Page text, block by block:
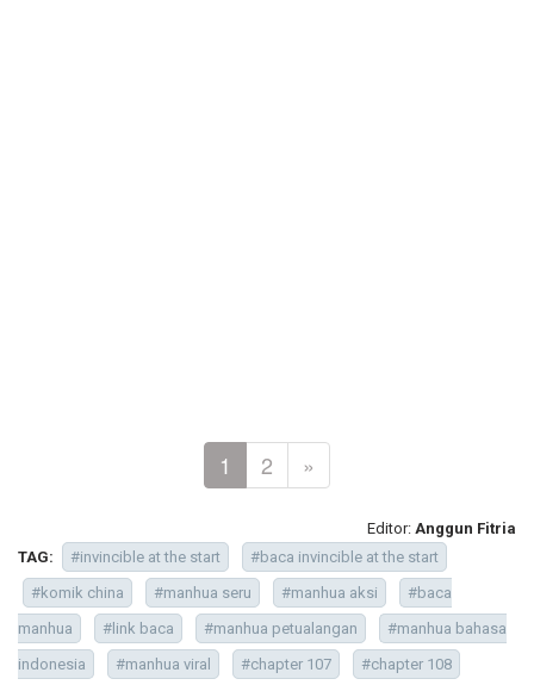
1 2 »
Editor: Anggun Fitria
TAG:
#invincible at the start
#baca invincible at the start
#komik china
#manhua seru #manhua aksi
#baca
manhua
#link baca #manhua petualangan
#manhua bahasa
indonesia
#manhua viral #chapter 107
#chapter 108